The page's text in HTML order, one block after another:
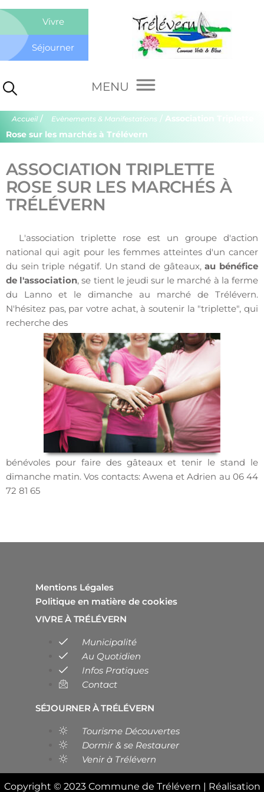
Vivre
Séjourner
Accueil/ Evènements & Manifestations / Association Triplette
Rose sur les marchés à Trélévern
ASSOCIATION TRIPLETTE
ROSE SUR LES MARCHÉS À
TRÉLÉVERN
L'association triplette rose est un groupe d'action
national qui agit pour les femmes atteintes d'un cancer
du sein triple négatif. Un stand de gâteaux,au bénéfice
de l'association, se tient le jeudi sur le marché à la ferme
du Lanno et le dimanche au marché de Trélévern.
N'hésitez pas, par votre achat, à soutenir la "triplette", qui
recherche des
bénévoles pour faire des gâteaux et tenir le stand le
dimanche matin. Vos contacts: Awena et Adrien au 06 44
72 81 65
Mentions Légales
Politique en matière de cookies
VIVRE À TRÉLÉVERN
Municipalité
Au Quotidien
Infos Pratiques
Contact
SÉJOURNER À TRÉLÉVERN
Tourisme Découvertes
Dormir & se Restaurer
Venir à Trélévern
Copyright © 2023 Commune de Trélévern | Réalisation